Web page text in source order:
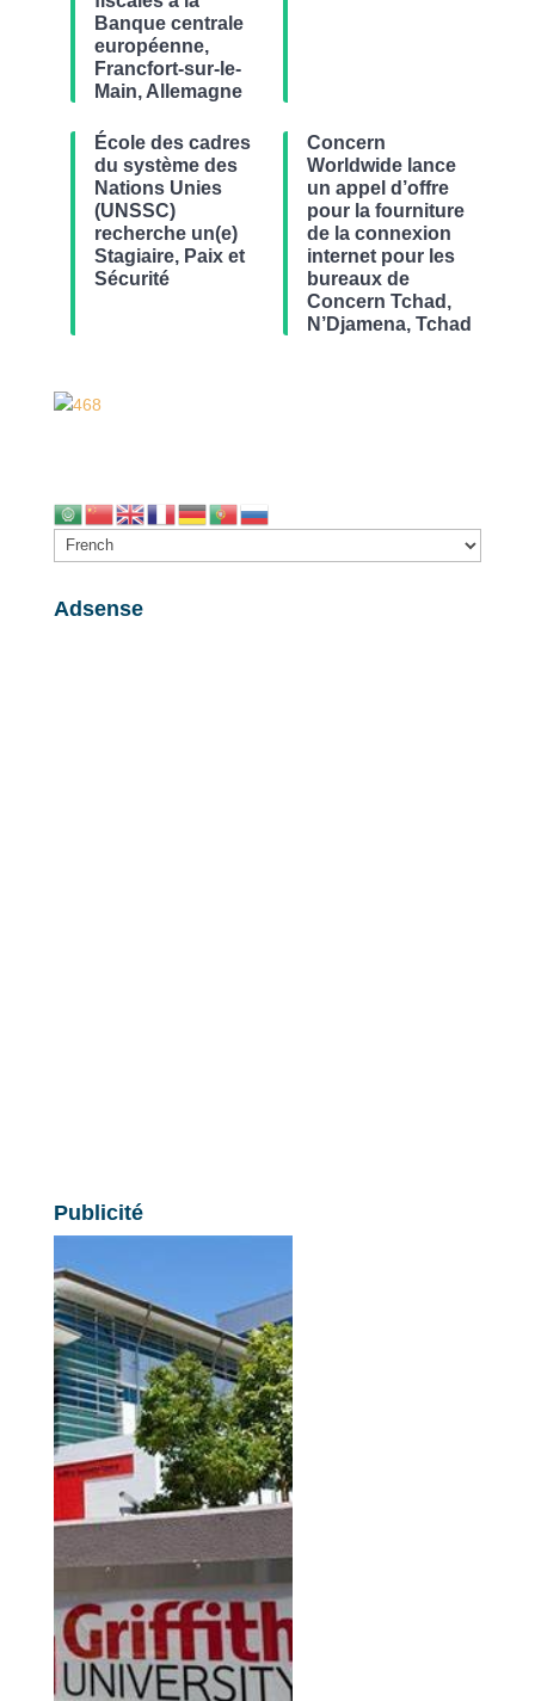
Banque centrale
européenne,
Francfort-sur-le-
Main, Allemagne
École des cadres
du système des
Nations Unies
(UNSSC)
recherche un(e)
Stagiaire, Paix et
Sécurité
Concern
Worldwide lance
un appel d’offre
pour la fourniture
de la connexion
internet pour les
bureaux de
Concern Tchad,
N’Djamena, Tchad
Adsense
Publicité